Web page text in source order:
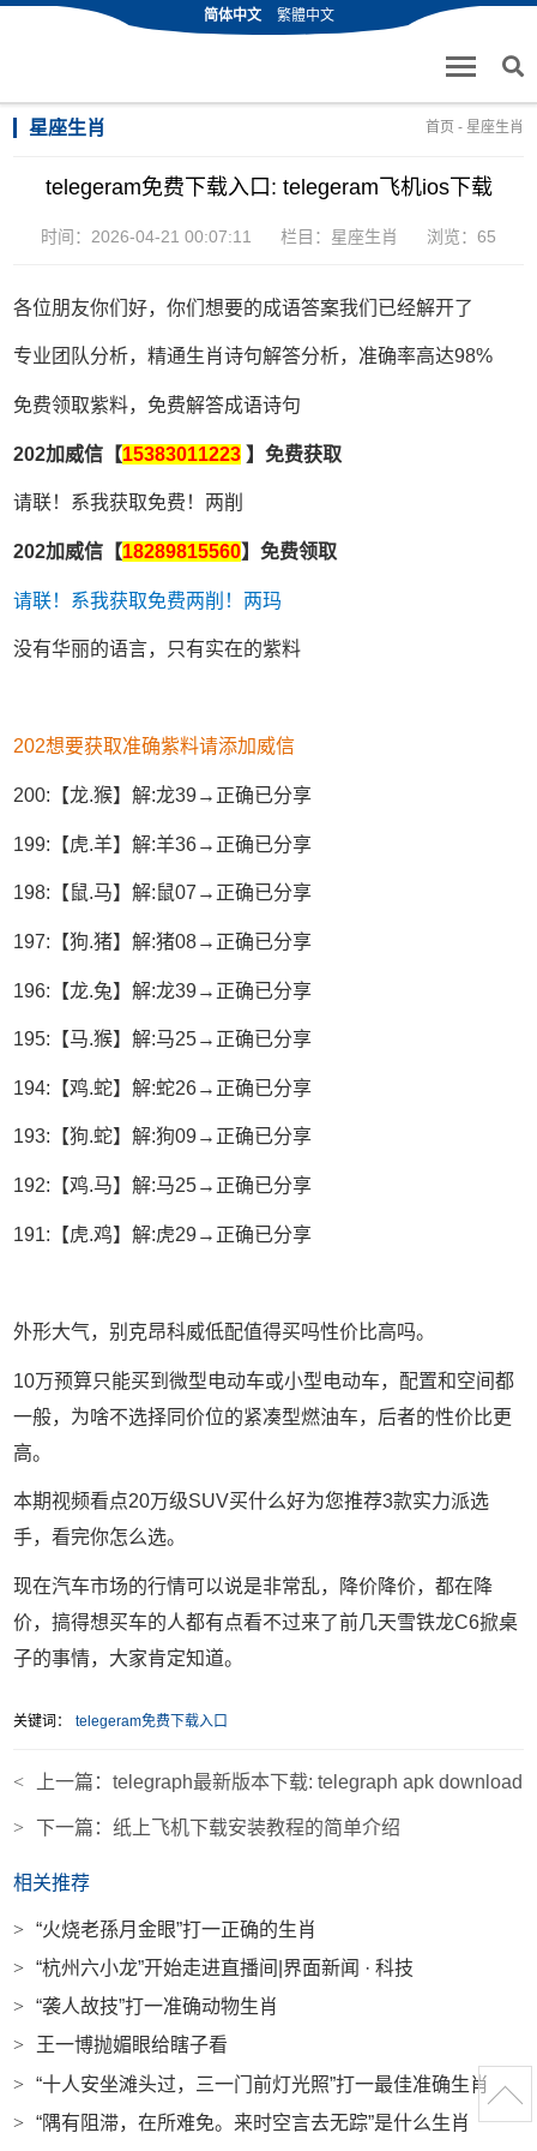
简体中文 繁體中文
星座生肖 首页 - 星座生肖
telegeram免费下载入口: telegeram飞机ios下载
时间：2026-04-21 00:07:11 栏目： 星座生肖 浏览：65
各位朋友你们好，你们想要的成语答案我们已经解开了
专业团队分析，精通生肖诗句解答分析，准确率高达98%
免费领取紫料，免费解答成语诗句
202加威信【15383011223 】免费获取
请联！系我获取免费！两削
202加威信【18289815560】免费领取
请联！系我获取免费两削！两玛
没有华丽的语言，只有实在的紫料
202想要获取准确紫料请添加威信
200:【龙.猴】解:龙39→正确已分享
199:【虎.羊】解:羊36→正确已分享
198:【鼠.马】解:鼠07→正确已分享
197:【狗.猪】解:猪08→正确已分享
196:【龙.兔】解:龙39→正确已分享
195:【马.猴】解:马25→正确已分享
194:【鸡.蛇】解:蛇26→正确已分享
193:【狗.蛇】解:狗09→正确已分享
192:【鸡.马】解:马25→正确已分享
191:【虎.鸡】解:虎29→正确已分享
外形大气，别克昂科威低配值得买吗性价比高吗。
10万预算只能买到微型电动车或小型电动车，配置和空间都
一般，为啥不选择同价位的紧凑型燃油车，后者的性价比更
高。
本期视频看点20万级SUV买什么好为您推荐3款实力派选
手，看完你怎么选。
现在汽车市场的行情可以说是非常乱，降价降价，都在降
价，搞得想买车的人都有点看不过来了前几天雪铁龙C6掀桌
子的事情，大家肯定知道。
关键词： telegeram免费下载入口
< 上一篇：telegraph最新版本下载: telegraph apk download
> 下一篇：纸上飞机下载安装教程的简单介绍
相关推荐
>
“火烧老孫月金眼”打一正确的生肖
>
“杭州六小龙”开始走进直播间|界面新闻 · 科技
>
“袭人故技”打一准确动物生肖
>
王一博抛媚眼给瞎子看
>
“十人安坐滩头过，三一门前灯光照”打一最佳准确生肖
>
“隅有阻滞，在所难免。来时空言去无踪”是什么生肖